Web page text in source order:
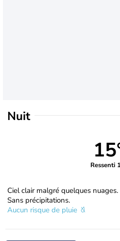
Nuit
Ressenti
Ciel clair malgré quelques nuages.
Sans précipitations.
Aucun risque de pluie